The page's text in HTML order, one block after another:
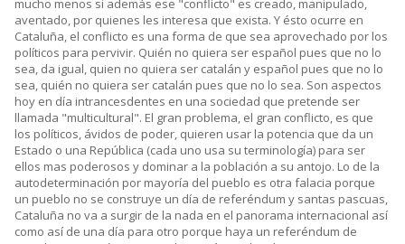
mucho menos si además ese "conflicto" es creado, manipulado,
aventado, por quienes les interesa que exista. Y ésto ocurre en
Cataluña, el conflicto es una forma de que sea aprovechado por los
políticos para pervivir. Quién no quiera ser español pues que no lo
sea, da igual, quien no quiera ser catalán y español pues que no lo
sea, quién no quiera ser catalán pues que no lo sea. Son aspectos
hoy en día intrancesdentes en una sociedad que pretende ser
llamada "multicultural". El gran problema, el gran conflicto, es que
los políticos, ávidos de poder, quieren usar la potencia que da un
Estado o una República (cada uno usa su terminología) para ser
ellos mas poderosos y dominar a la población a su antojo. Lo de la
autodeterminación por mayoría del pueblo es otra falacia porque
un pueblo no se construye un día de referéndum y santas pascuas,
Cataluña no va a surgir de la nada en el panorama internacional así
como así de una día para otro porque haya un referéndum de